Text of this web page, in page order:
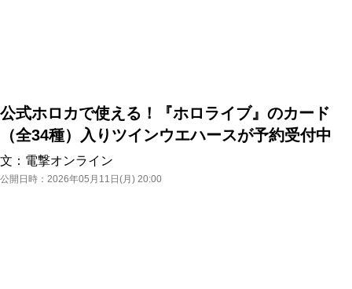
公式ホロカで使える！『ホロライブ』のカード
（全34種）入りツインウエハースが予約受付中
文： 電撃オンライン
公開日時： 2026年05月11日(月) 20:00